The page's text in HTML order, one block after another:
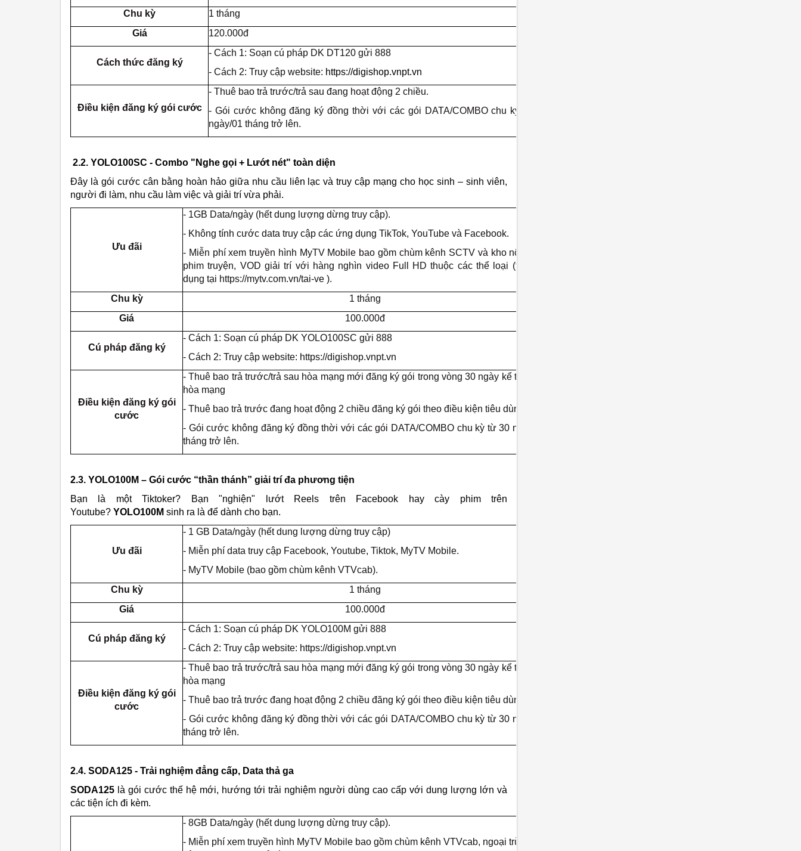
Chu kỳ
1 tháng
Giá
120.000đ
Cách thức đăng ký
- Cách 1: Soạn cú pháp DK DT120 gửi 888
- Cách 2: Truy cập website: https://digishop.vnpt.vn
Điều kiện đăng ký gói cước
- Thuê bao trả trước/trả sau đang hoạt động 2 chiều.
- Gói cước không đăng ký đồng thời với các gói DATA/COMBO chu kỳ từ 30
ngày/01 tháng trở lên.
2.2. YOLO100SC - Combo "Nghe gọi + Lướt nét" toàn diện
Đây là gói cước cân bằng hoàn hảo giữa nhu cầu liên lạc và truy cập mạng cho học sinh – sinh viên,
người đi làm, nhu cầu làm việc và giải trí vừa phải.
Ưu đãi
- 1GB Data/ngày (hết dung lượng dừng truy cập).
- Không tính cước data truy cập các ứng dụng TikTok, YouTube và Facebook.
- Miễn phí xem truyền hình MyTV Mobile bao gồm chùm kênh SCTV và kho nội dung
phim truyện, VOD giải trí với hàng nghìn video Full HD thuộc các thể loại (tải ứng
dụng tại https://mytv.com.vn/tai-ve ).
Chu kỳ
1 tháng
Giá
100.000đ
Cú pháp đăng ký
- Cách 1: Soạn cú pháp DK YOLO100SC gửi 888
- Cách 2: Truy cập website: https://digishop.vnpt.vn
Điều kiện đăng ký gói
cước
- Thuê bao trả trước/trả sau hòa mạng mới đăng ký gói trong vòng 30 ngày kể từ ngày
hòa mạng
- Thuê bao trả trước đang hoạt động 2 chiều đăng ký gói theo điều kiện tiêu dùng.
- Gói cước không đăng ký đồng thời với các gói DATA/COMBO chu kỳ từ 30 ngày/01
tháng trở lên.
2.3. YOLO100M – Gói cước “thần thánh” giải trí đa phương tiện
Bạn là một Tiktoker? Bạn "nghiện" lướt Reels trên Facebook hay cày phim trên
Youtube? YOLO100M sinh ra là để dành cho bạn.
Ưu đãi
- 1 GB Data/ngày (hết dung lượng dừng truy cập)
- Miễn phí data truy cập Facebook, Youtube, Tiktok, MyTV Mobile.
- MyTV Mobile (bao gồm chùm kênh VTVcab).
Chu kỳ
1 tháng
Giá
100.000đ
Cú pháp đăng ký
- Cách 1: Soạn cú pháp DK YOLO100M gửi 888
- Cách 2: Truy cập website: https://digishop.vnpt.vn
Điều kiện đăng ký gói
cước
- Thuê bao trả trước/trả sau hòa mạng mới đăng ký gói trong vòng 30 ngày kể từ ngày
hòa mạng
- Thuê bao trả trước đang hoạt động 2 chiều đăng ký gói theo điều kiện tiêu dùng.
- Gói cước không đăng ký đồng thời với các gói DATA/COMBO chu kỳ từ 30 ngày/01
tháng trở lên.
2.4. SODA125 - Trải nghiệm đẳng cấp, Data thả ga
SODA125 là gói cước thế hệ mới, hướng tới trải nghiệm người dùng cao cấp với dung lượng lớn và
các tiện ích đi kèm.
- 8GB Data/ngày (hết dung lượng dừng truy cập).
- Miễn phí xem truyền hình MyTV Mobile bao gồm chùm kênh VTVcab, ngoại trừ chùm